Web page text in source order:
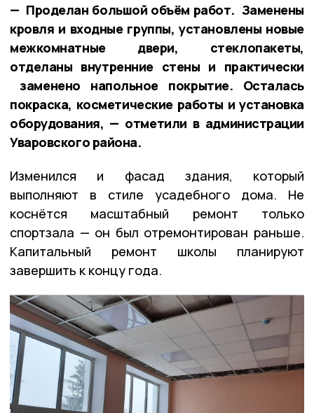
— Проделан большой объём работ. Заменены
кровля и входные группы, установлены новые
межкомнатные двери, стеклопакеты,
отделаны внутренние стены и практически
заменено напольное покрытие. Осталась
покраска, косметические работы и установка
оборудования, — отметили в администрации
Уваровского района.
Изменился и фасад здания, который
выполняют в стиле усадебного дома. Не
коснётся масштабный ремонт только
спортзала — он был отремонтирован раньше.
Капитальный ремонт школы планируют
завершить к концу года.